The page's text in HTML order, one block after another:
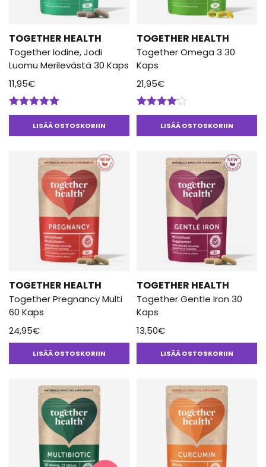
TOGETHER HEALTH
Together Iodine, Jodi
Luomu Merilevästä 30 Kaps
11,95€
Arvostelu
tuotteesta:LISÄÄ OSTOSKORIIN
TOGETHER HEALTH
Together Omega 3 30
Kaps
21,95€
Arvostelu
tuotteesta:LISÄÄ OSTOSKORIIN
TOGETHER HEALTH
Together Pregnancy Multi
60 Kaps
24,95€
LISÄÄ OSTOSKORIIN
TOGETHER HEALTH
Together Gentle Iron 30
Kaps
13,50€
LISÄÄ OSTOSKORIIN